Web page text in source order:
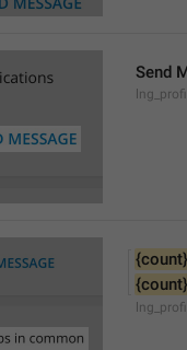
Send
{count}
{count}